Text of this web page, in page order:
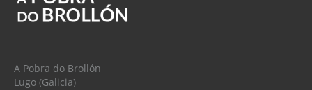
A Pobra do Brollón
Lugo (Galicia)